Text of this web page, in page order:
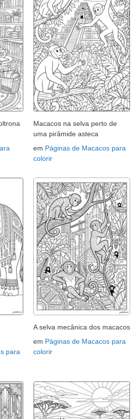
Macacos na selva perto de
uma pirâmide asteca
em Páginas de Macacos para
colorir
para
A selva mecânica dos macacos
em Páginas de Macacos para
colorir